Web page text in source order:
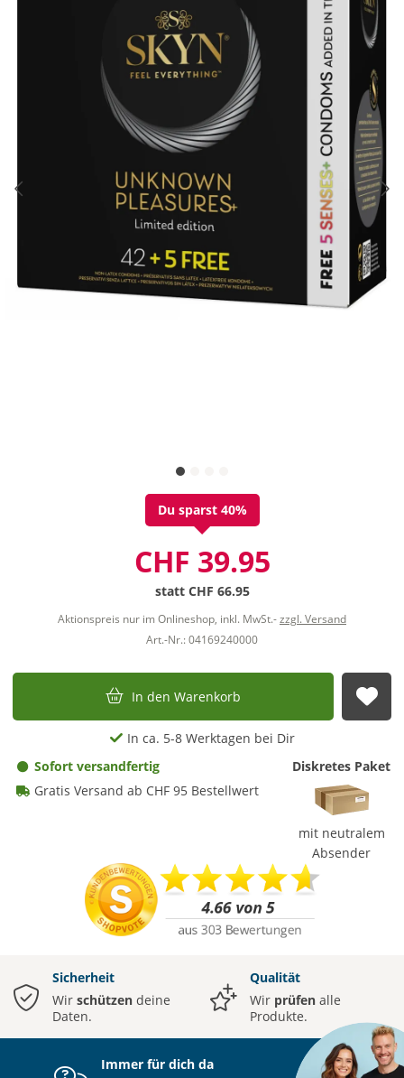
Du sparst 40%
CHF 39.95
statt CHF 66.95
Aktionspreis nur im Onlineshop, inkl. MwSt.-zzgl. Versand
Art.-Nr.: 04169240000
In den Warenkorb
In ca. 5-8 Werktagen bei Dir
Sofort versandfertig
Gratis Versand ab CHF 95 Bestellwert
Diskretes Paket
mit neutralem
Absender
Sicherheit
Wir schützen deine
Daten.
Qualität
Wir prüfen alle
Produkte.
Immer für dich da